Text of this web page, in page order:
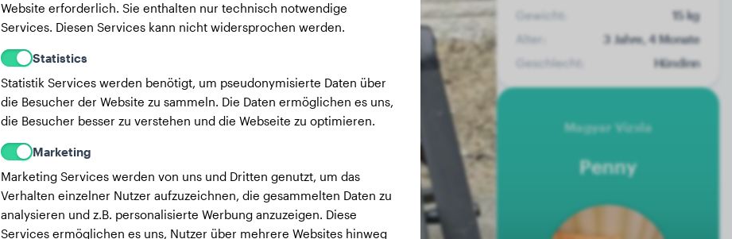
Gewicht:
15 kg
Alter:
3 Jahre, 4 Monate
Geschlecht:
Hündinn
Magyar Vizsla
Penny
Website erforderlich. Sie enthalten nur technisch notwendige
Services. Diesen Services kann nicht widersprochen werden.
Statistics
Statistik Services werden benötigt, um pseudonymisierte Daten über
die Besucher der Website zu sammeln. Die Daten ermöglichen es uns,
die Besucher besser zu verstehen und die Webseite zu optimieren.
Marketing
Marketing Services werden von uns und Dritten genutzt, um das
Verhalten einzelner Nutzer aufzuzeichnen, die gesammelten Daten zu
analysieren und z.B. personalisierte Werbung anzuzeigen. Diese
Services ermöglichen es uns, Nutzer über mehrere Websites hinweg